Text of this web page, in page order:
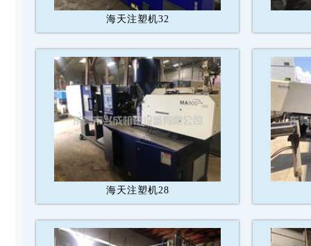
海天注塑机32
海天注塑机28